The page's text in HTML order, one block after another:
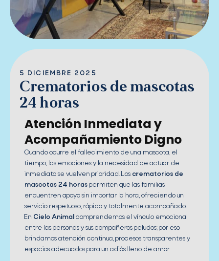
5 DICIEMBRE 2025
Crematorios de mascotas
24 horas
Atención Inmediata y
Acompañamiento Digno
Cuando ocurre el fallecimiento de una mascota, el
tiempo, las emociones y la necesidad de actuar de
inmediato se vuelven prioridad. Los crematorios de
mascotas 24 horas permiten que las familias
encuentren apoyo sin importar la hora, ofreciendo un
servicio respetuoso, rápido y totalmente acompañado.
En Cielo Animal comprendemos el vínculo emocional
entre las personas y sus compañeros peludos; por eso
brindamos atención continua, procesos transparentes y
espacios adecuados para un adiós lleno de amor.